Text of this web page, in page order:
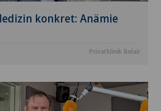
konkret: Anämie
Privatklinik Belair